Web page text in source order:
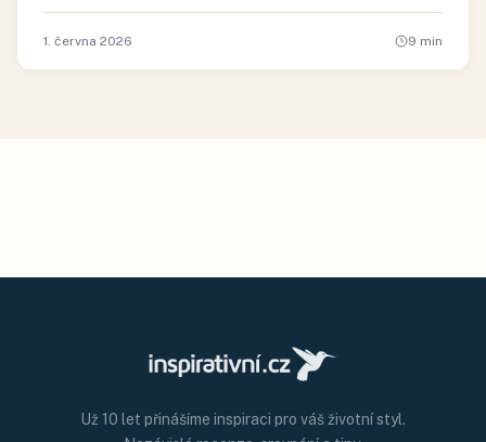
1. června 2026 9 min
Už 10 let přinášíme inspiraci pro váš životní styl.